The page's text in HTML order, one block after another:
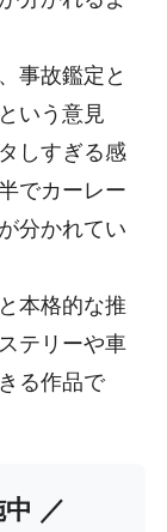
事故鑑定と
いう意見
しすぎる感
でカーレー
分かれてい
本格的な推
テリーや車
る作品で
／